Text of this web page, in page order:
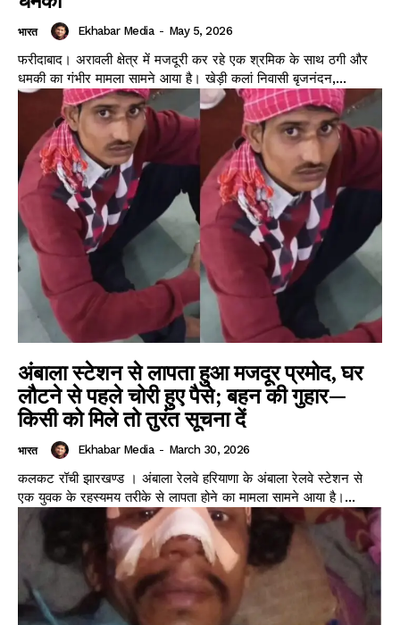
भारत Ekhabar Media - May 5, 2026
फरीदाबाद। अरावली क्षेत्र में मजदूरी कर रहे एक श्रमिक के साथ ठगी और
धमकी का गंभीर मामला सामने आया है। खेड़ी कलां निवासी बृजनंदन,...
अंबाला स्टेशन से लापता हुआ मजदूर प्रमोद, घर
लौटने से पहले चोरी हुए पैसे; बहन की गुहार—
किसी को मिले तो तुरंत सूचना दें
भारत Ekhabar Media - March 30, 2026
कलकट रॉची झारखण्ड । अंबाला रेलवे हरियाणा के अंबाला रेलवे स्टेशन से
एक युवक के रहस्यमय तरीके से लापता होने का मामला सामने आया है।...